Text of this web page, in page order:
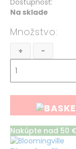
Dostupnosť:
Na sklade
Množstvo
+ -
Nakúpte nad 50